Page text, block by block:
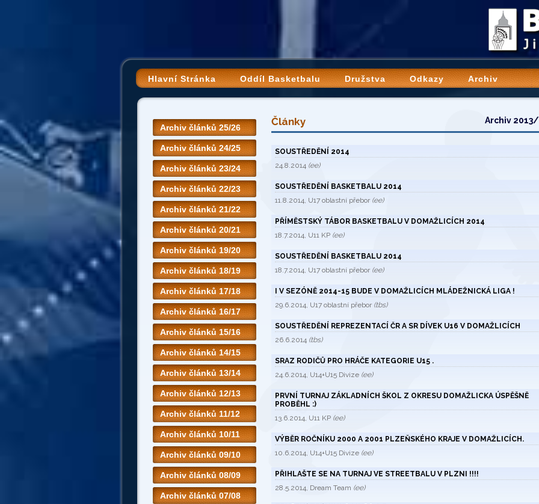
Hlavní Stránka Oddíl Basketbalu Družstva Odkazy Archiv
Archiv článků 25/26
Archiv článků 24/25
Archiv článků 23/24
Archiv článků 22/23
Archiv článků 21/22
Archiv článků 20/21
Archiv článků 19/20
Archiv článků 18/19
Archiv článků 17/18
Archiv článků 16/17
Archiv článků 15/16
Archiv článků 14/15
Archiv článků 13/14
Archiv článků 12/13
Archiv článků 11/12
Archiv článků 10/11
Archiv článků 09/10
Archiv článků 08/09
Archiv článků 07/08
Články Archiv
SOUSTŘEDĚNÍ 2014
24.8.2014 (ee)
SOUSTŘEDĚNÍ BASKETBALU 2014
11.8.2014, U17 oblastní přebor (ee)
PŘÍMĚSTSKÝ TÁBOR BASKETBALU V DOMAŽLICÍCH 2014
18.7.2014, U11 KP (ee)
SOUSTŘEDĚNÍ BASKETBALU 2014
18.7.2014, U17 oblastní přebor (ee)
I V SEZÓNĚ 2014-15 BUDE V DOMAŽLICÍCH MLÁDEŽNICKÁ LIGA !
29.6.2014, U17 oblastní přebor (tbs)
SOUSTŘEDĚNÍ REPREZENTACÍ ČR A SR DÍVEK U16 V DOMAŽLICÍCH
26.6.2014 (tbs)
SRAZ RODIČŮ PRO HRÁČE KATEGORIE U15 .
24.6.2014, U14+U15 Divize (ee)
PRVNÍ TURNAJ ZÁKLADNÍCH ŠKOL Z OKRESU DOMAŽLICKA ÚSPĚŠNĚ
PROBĚHL :)
13.6.2014, U11 KP (ee)
VÝBĚR ROČNÍKU 2000 A 2001 PLZEŇSKÉHO KRAJE V DOMAŽLICÍCH.
10.6.2014, U14+U15 Divize (ee)
PŘIHLAŠTE SE NA TURNAJ VE STREETBALU V PLZNI !!!!
28.5.2014, Dream Team (ee)